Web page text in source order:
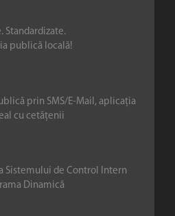
Standardizate.
publică locală!
prin SMS/E-Mail, aplicația
cu cetățenii
Sistemului de Control Intern
Dinamică